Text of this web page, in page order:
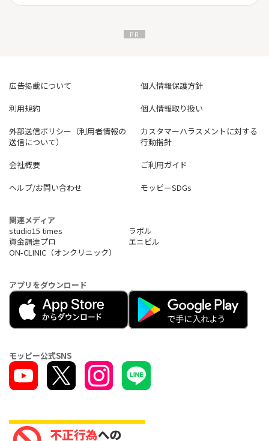
広告掲載について
個人情報保護方針
利用規約
個人情報取り扱い
外部送信ポリシー（利用者情報の
送信について）
カスタマーハラスメントに対する
行動指針
会社概要
ご利用ガイド
ヘルプ/お問い合わせ
モッピーSDGs
関連メディア
studio15 times
ラボル
資金調達プロ
エニピル
ON-CLINIC（オンクリニック）
アプリをダウンロード
モッピー公式SNS